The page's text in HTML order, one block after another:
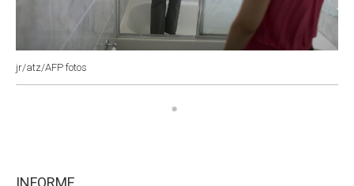
jr/atz/AFP fotos
INFORME